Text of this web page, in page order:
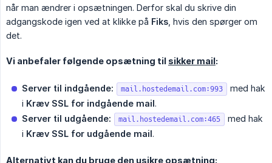
når man ændrer i opsætningen. Derfor skal du skrive din
adgangskode igen ved at klikke på Fiks , hvis den spørger om
det.
Vi anbefaler følgende opsætning til sikker mail:
Server til indgående: mail.hostedemail.com:993
med hak
i Kræv SSL for indgående mail.
Server til udgående:
mail.hostedemail.com:465
med hak
i Kræv SSL for udgående mail.
Alternativt kan du bruge den usikre opsætning: